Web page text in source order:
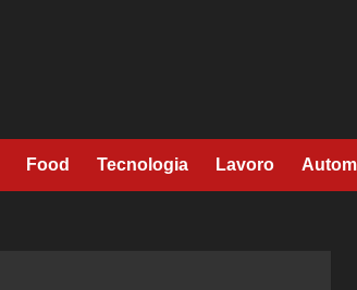
Food Tecnologia Lavoro